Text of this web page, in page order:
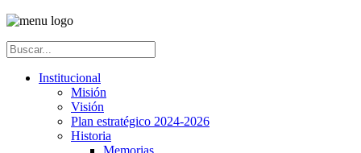
Institucional
Misión
Visión
Plan estratégico 2024-2026
Historia
Memorias